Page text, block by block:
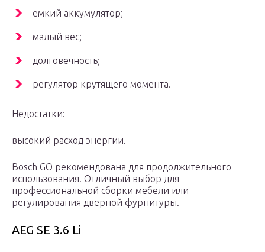
емкий аккумулятор;
малый вес;
долговечность;
регулятор крутящего момента.
Недостатки:
высокий расход энергии.
Bosch GO рекомендована для продолжительного
использования. Отличный выбор для
профессиональной сборки мебели или
регулирования дверной фурнитуры.
AEG SE 3.6 Li